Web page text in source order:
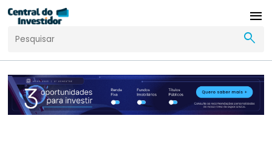
menu
search